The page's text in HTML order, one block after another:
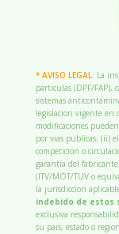
* AVISO LEGAL: La
particulas (DPF/FAP),
sistemas
legislacion vigente en
modificaciones
por vias publicas; (ii)
competicion o
garantía del
(ITV/MOT/TUV o
la jurisdiccion
indebido de estos
exclusiva
su pais, estado o